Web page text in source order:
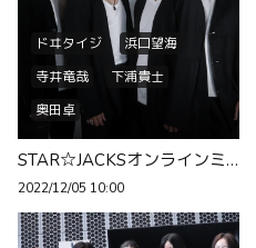
ドヰタイジ
浜口望海
寺井竜哉
下浦貴士
奥田卓
STAR☆JACKSオンラインミーティングのお知らせ🕗
2022/12/05 10:00